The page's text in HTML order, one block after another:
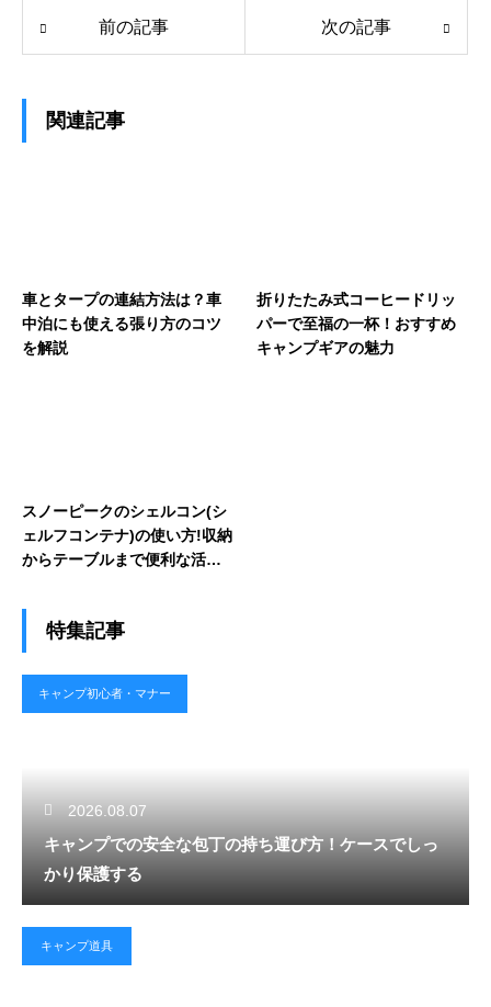
前の記事 次の記事
関連記事
車とタープの連結方法は？車
中泊にも使える張り方のコツ
を解説
折りたたみ式コーヒードリッ
パーで至福の一杯！おすすめ
キャンプギアの魅力
スノーピークのシェルコン(シ
ェルフコンテナ)の使い方!収納
からテーブルまで便利な活用
特集記事
キャンプ初心者・マナー
2026.08.07
キャンプでの安全な包丁の持ち運び方！ケースでしっ
かり保護する
キャンプ道具